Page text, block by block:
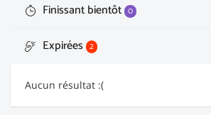
Finissant bientôt 0
Expirées 2
Aucun résultat :(